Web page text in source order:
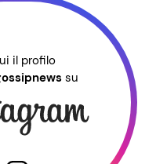
il profilo
su